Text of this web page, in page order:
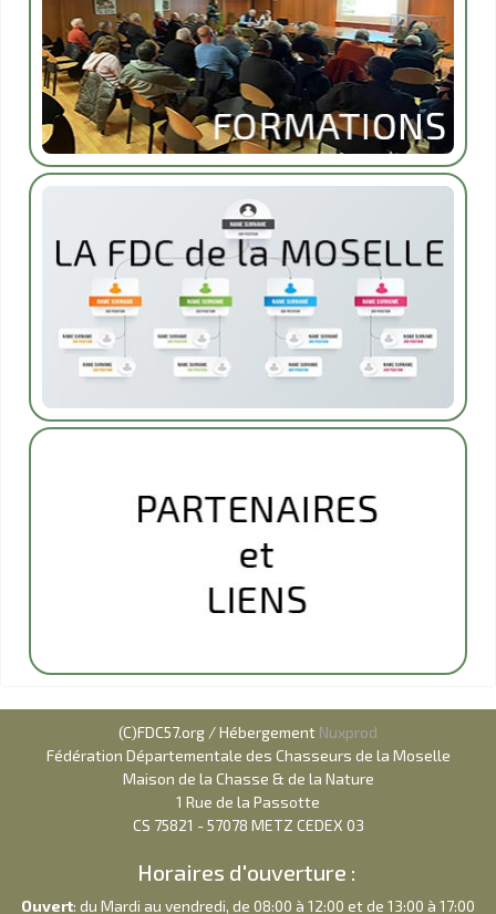
(C)FDC57.org / Hébergement Nuxprod
Fédération Départementale des Chasseurs de la Moselle
Maison de la Chasse & de la Nature
1 Rue de la Passotte
CS 75821 - 57078 METZ CEDEX 03
Horaires d'ouverture :
Ouvert: du Mardi au vendredi, de 08:00 à 12:00 et de 13:00 à 17:00